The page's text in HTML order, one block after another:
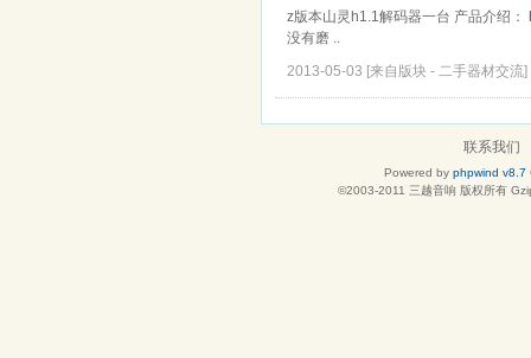
z版本山灵h1.1解码器一台 产品介绍：
没有磨 ..
2013-05-03 [来自版块 - 二手器材交流]
联系我们
Powered by phpwind v8.7
©2003-2011 三越音响 版权所有